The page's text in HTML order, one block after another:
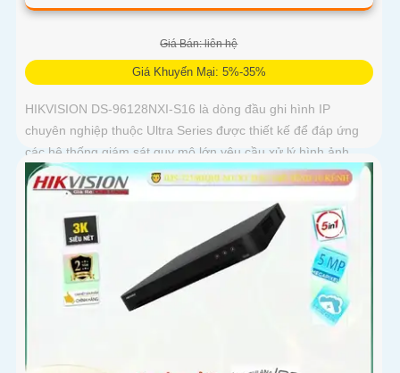
Giá Bán: liên hệ
Giá Khuyến Mại: 5%-35%
HIKVISION DS‑96128NXI‑S16 là dòng đầu ghi hình IP
chuyên nghiệp thuộc Ultra Series được thiết kế để đáp ứng
các hệ thống giám sát quy mô lớn,yêu cầu xử lý hình ảnh
chất lượng cao quản lý nhiều camera và lưu trữ hiệu quả